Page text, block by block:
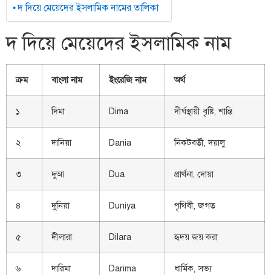
দ দিয়ে মেয়েদের ইসলামিক নামের তালিকা
দ দিয়ে মেয়েদের ইসলামিক নাম
ক্রম বাংলা নাম ইংরেজি নাম অর্থ
১ দিমা Dima দীর্ঘস্থায়ী বৃষ্টি, শান্তি
২ দানিয়া Dania নিকটবর্তী, দয়ালু
৩ দুআ Dua প্রার্থনা, দোয়া
৪ দুনিয়া Duniya পৃথিবী, জগত
৫ দীলারা Dilara হৃদয় জয় করা
৬ দারিমা Darima ধার্মিক, সভ্য